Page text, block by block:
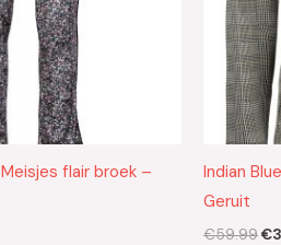
flair broek –
Indian
Geruit
€59.99€